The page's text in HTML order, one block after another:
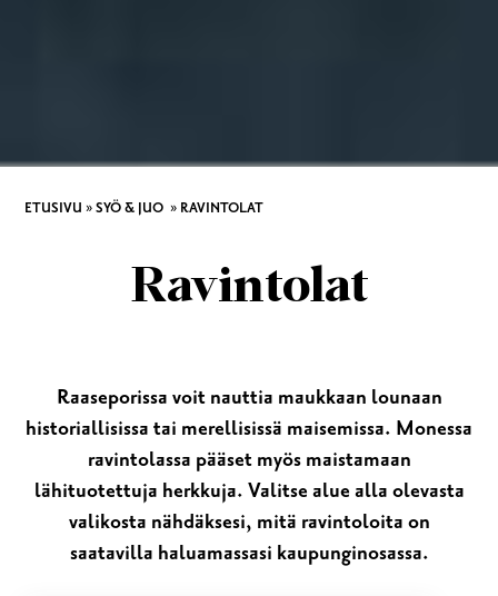
ETUSIVU »SYÖ & JUO » RAVINTOLAT
Ravintolat
Raaseporissa voit nauttia maukkaan lounaan
historiallisissa tai merellisissä maisemissa. Monessa
ravintolassa pääset myös maistamaan
lähituotettuja herkkuja. Valitse alue alla olevasta
valikosta nähdäksesi, mitä ravintoloita on
saatavilla haluamassasi kaupunginosassa.